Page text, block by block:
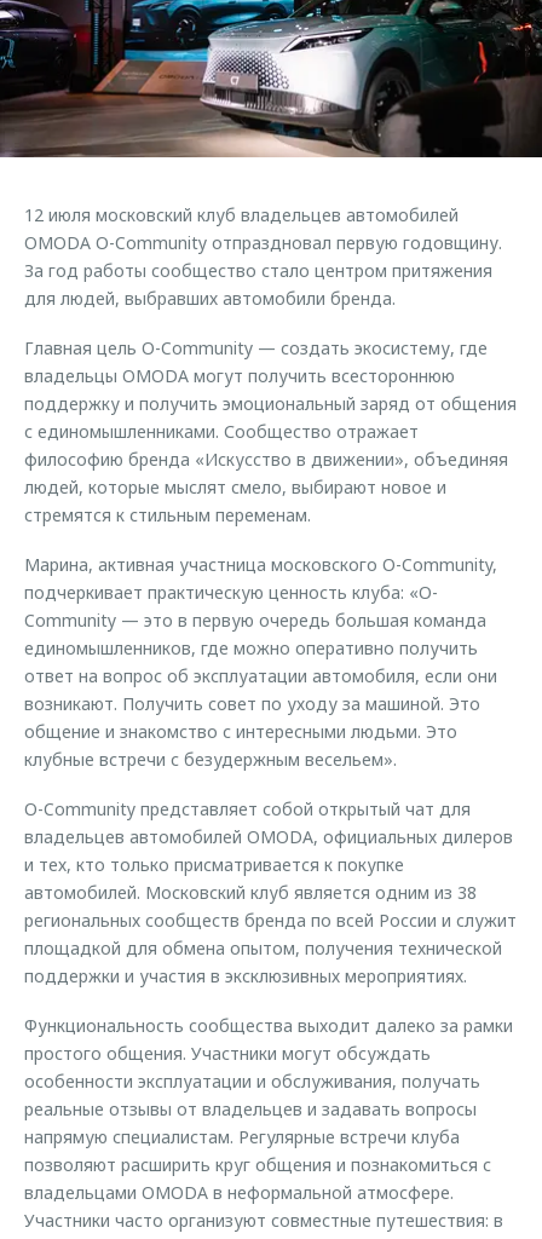
Страхование
Кредитный калькулятор
Аксессуары
Одежда и сувениры
Запчасти
Трейд-ин
Калькулятор трейд-ин
Руководства по эксплуатации
Клиентская поддержка
O&J Автоклуб
Клуб владельцев OMODA
Аксессуары
Одежда и сувениры
Оригинальные аксессуары
Запчасти
Обратная связь
12 июля московский клуб владельцев автомобилей
OMODA O-Community отпраздновал первую годовщину.
За год работы сообщество стало центром притяжения
для людей, выбравших автомобили бренда.
Главная цель O-Community — создать экосистему, где
владельцы OMODA могут получить всестороннюю
поддержку и получить эмоциональный заряд от общения
с единомышленниками. Сообщество отражает
философию бренда «Искусство в движении», объединяя
людей, которые мыслят смело, выбирают новое и
стремятся к стильным переменам.
Марина, активная участница московского O-Community,
подчеркивает практическую ценность клуба: «O-
Community — это в первую очередь большая команда
единомышленников, где можно оперативно получить
ответ на вопрос об эксплуатации автомобиля, если они
возникают. Получить совет по уходу за машиной. Это
общение и знакомство с интересными людьми. Это
клубные встречи с безудержным весельем».
O-Community представляет собой открытый чат для
владельцев автомобилей OMODA, официальных дилеров
и тех, кто только присматривается к покупке
автомобилей. Московский клуб является одним из 38
региональных сообществ бренда по всей России и служит
площадкой для обмена опытом, получения технической
поддержки и участия в эксклюзивных мероприятиях.
Функциональность сообщества выходит далеко за рамки
простого общения. Участники могут обсуждать
особенности эксплуатации и обслуживания, получать
реальные отзывы от владельцев и задавать вопросы
напрямую специалистам. Регулярные встречи клуба
позволяют расширить круг общения и познакомиться с
владельцами OMODA в неформальной атмосфере.
Участники часто организуют совместные путешествия: в